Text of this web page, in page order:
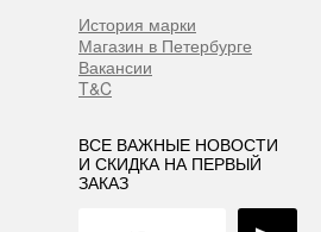
История марки
Магазин в Петербурге
Вакансии
T&C
ВСЕ ВАЖНЫЕ НОВОСТИ
И СКИДКА НА ПЕРВЫЙ
ЗАКАЗ